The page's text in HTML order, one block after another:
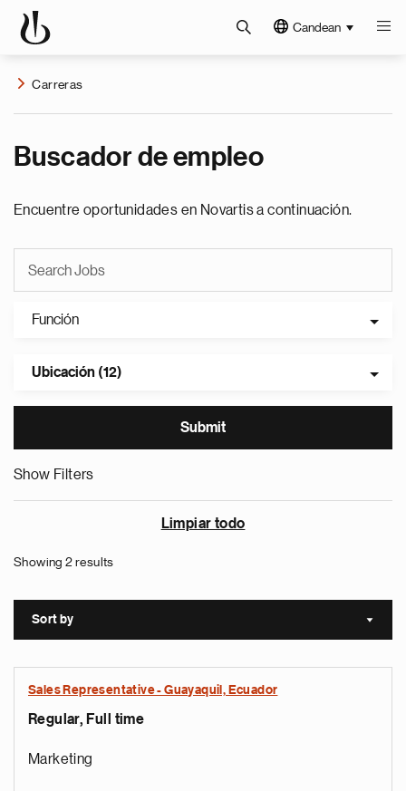
Candean
Carreras
Buscador de empleo
Encuentre oportunidades en Novartis a continuación.
Función
Ubicación (12)
Show Filters
Limpiar todo
Showing 2 results
Sort by Sort
Sales Representative - Guayaquil, Ecuador
Regular, Full time
Marketing